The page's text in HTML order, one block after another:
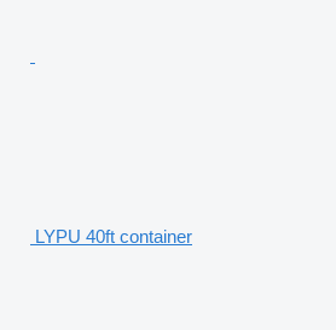
LYPU 40ft container